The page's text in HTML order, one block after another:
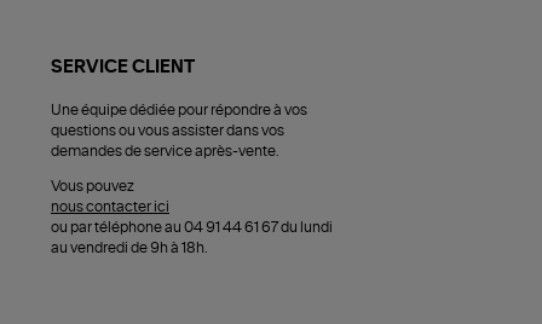
SERVICE CLIENT
Une équipe dédiée pour répondre à vos
questions ou vous assister dans vos
demandes de service après-vente.
Vous pouvez
nous contacter ici
ou par téléphone au 04 91 44 61 67 du lundi
au vendredi de 9h à 18h.